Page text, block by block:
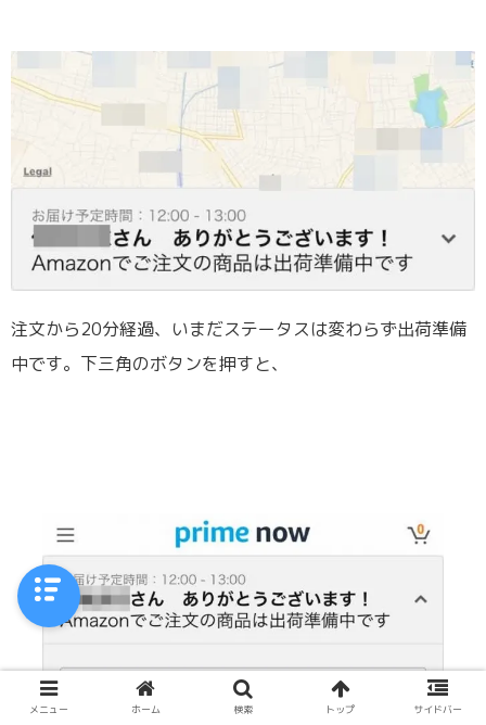
注文から20分経過、いまだステータスは変わらず出荷準備
中です。下三角のボタンを押すと、
メニュー ホーム 検索 トップ サイドバー